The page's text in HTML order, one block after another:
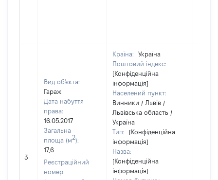
3
Вид об'єкта:
Гараж
Дата набуття
права:
16.05.2017
Загальна
площа (м2):
17,6
Реєстраційний
номер
Країна:
Україна
Поштовий індекс:
[Конфіденційна
інформація]
Населений пункт:
Винники / Львів /
Львівська область /
Україна
Тип:
[Конфіденційна
інформація]
Назва:
[Конфіденційна
інформація]